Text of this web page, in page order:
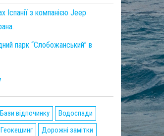
Іспанії з компанією Jeep
парк “Слобожанський” в
Бази відпочинку
Водоспади
Геокешинг
Дорожні замітки